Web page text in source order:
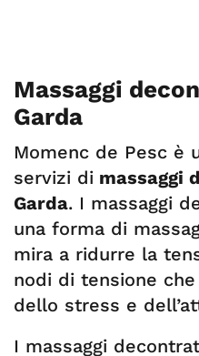
Massaggi
Garda
Momenc de Pesc è
servizi di massaggi
Garda. I massaggi
una forma di
mira a ridurre la
nodi di tensione
dello stress e
I massaggi